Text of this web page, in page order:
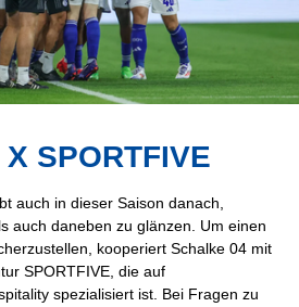
SPORTFIVE
auch in dieser Saison danach,
auch daneben zu glänzen. Um einen
kooperiert Schalke 04 mit
SPORTFIVE, die auf
spezialisiert ist. Bei Fragen zu